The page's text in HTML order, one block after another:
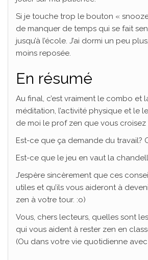
Si je touche trop le bouton « snooze
de manquer de temps qui se fait
jusqu’à l’école. J’ai dormi un peu
moins reposée.
En résumé
Au final, c’est vraiment le combo et
méditation, l’activité physique et le
de moi le prof zen que vous
Est-ce que ça demande du travail?
Est-ce que le jeu en vaut la
J’espère sincèrement que ces
utiles et qu’ils vous aideront à
zen à votre tour. :o)
Vous, chers lecteurs, quelles sont
qui vous aident à rester zen en
(Ou dans votre vie quotidienne